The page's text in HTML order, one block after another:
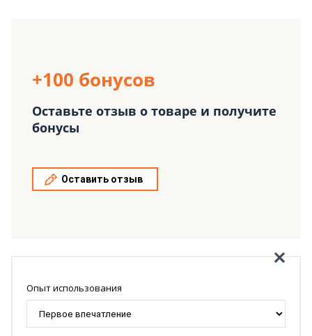
+100 бонусов
Оставьте отзыв о товаре и получите
бонусы
Оставить отзыв
Опыт использования